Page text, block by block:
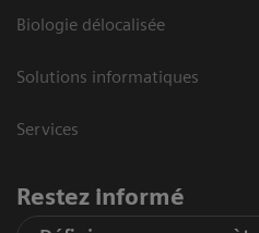
Biologie délocalisée
Solutions informatiques
Services
Restez informé